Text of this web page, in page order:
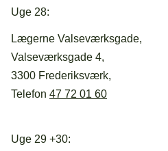
Uge 28:
Lægerne Valseværksgade,
Valseværksgade 4,
3300 Frederiksværk,
Telefon 47 72 01 60
Uge 29 +30: